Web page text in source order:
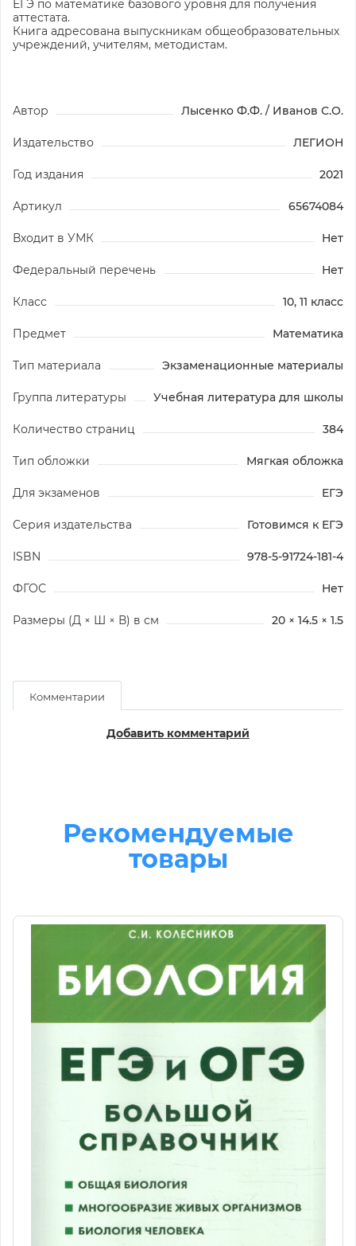
ЕГЭ по математике базового уровня для получения
аттестата.
Книга адресована выпускникам общеобразовательных
учреждений, учителям, методистам.
Автор Лысенко Ф.Ф. / Иванов С.О.
Издательство ЛЕГИОН
Год издания 2021
Артикул 65674084
Входит в УМК Нет
Федеральный перечень Нет
Класс 10, 11 класс
Предмет Математика
Тип материала Экзаменационные материалы
Группа литературы Учебная литература для школы
Количество страниц 384
Тип обложки Мягкая обложка
Для экзаменов ЕГЭ
Серия издательства Готовимся к ЕГЭ
ISBN 978-5-91724-181-4
ФГОС Нет
Размеры (Д × Ш × В) в см 20 × 14.5 × 1.5
Комментарии
Добавить комментарий
Рекомендуемые
товары